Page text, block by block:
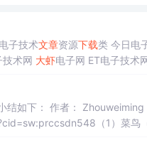
电子元器件查询 IC/PDF查询 器件手册 电子技术文章资源下载类 今日电子 中国电子资源网： 中国电子进修网 电子设计技术网: 21IC 电子
极星电子技术网 大虾电子网 ET电子技术网 老古开发网 我爱研发网 变频技术应用 网易电器 中国IT技术门户
结如下： 作者：
（1）菜鸟（